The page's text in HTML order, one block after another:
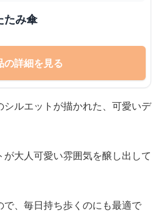
たみ傘
の詳細を見る
シルエットが描かれた、可愛いデ
大人可愛い雰囲気を醸し出して
、毎日持ち歩くのにも最適で